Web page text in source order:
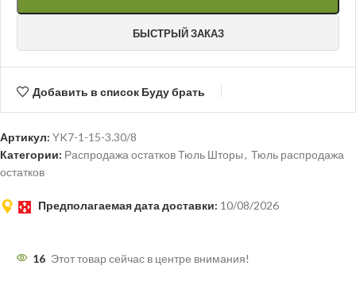
БЫСТРЫЙ ЗАКАЗ
Добавить в список Буду брать
Артикул: YK7-1-15-3.30/8
Категории: Распродажа остатков Тюль Шторы, Тюль распродажа
остатков
Предполагаемая дата доставки: 10/08/2026
16 Этот товар сейчас в центре внимания!